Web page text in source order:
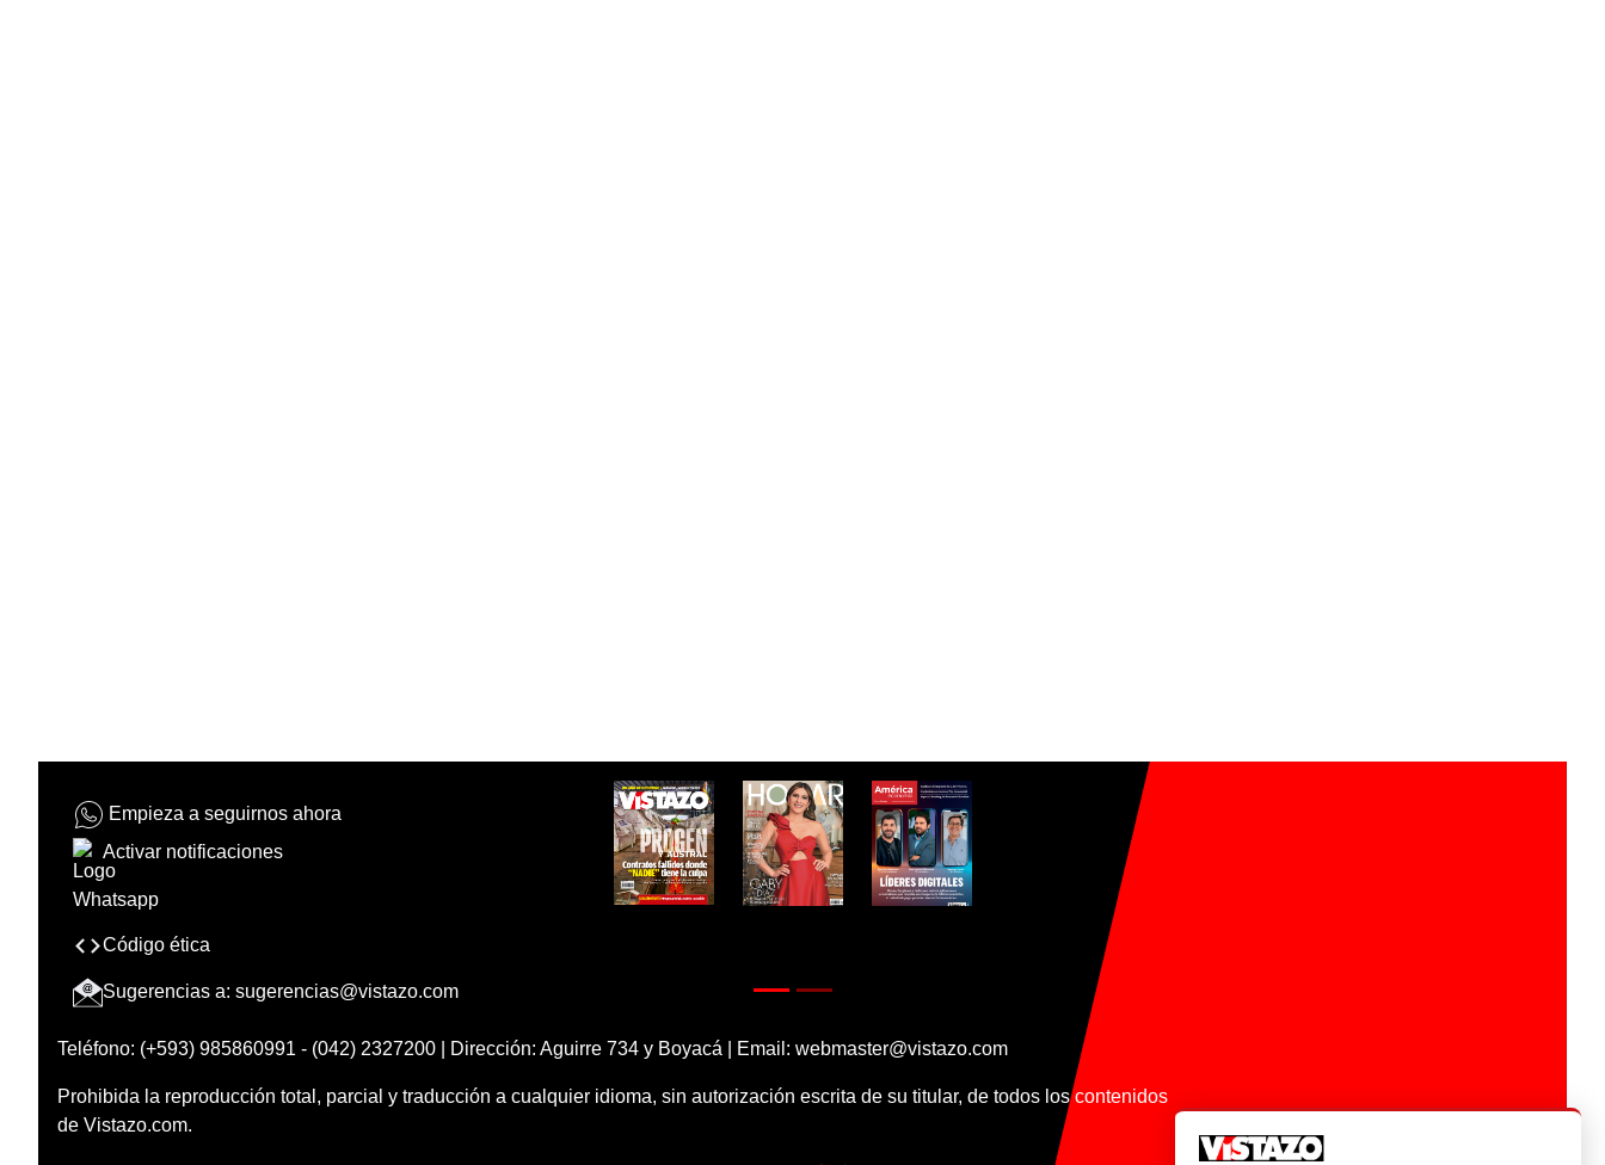
Empieza a seguirnos ahora
Activar notificaciones
Código ética
Sugerencias a: sugerencias@vistazo.com
Teléfono: (+593) 985860991 - (042) 2327200 | Dirección: Aguirre 734 y Boyacá | Email: webmaster@vistazo.com
Prohibida la reproducción total, parcial y traducción a cualquier idioma, sin autorización escrita de su titular, de todos los contenidos
de Vistazo.com.